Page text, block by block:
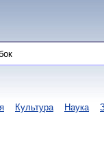
Культура Наука